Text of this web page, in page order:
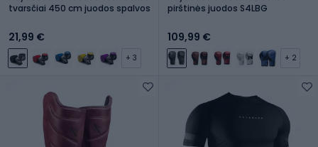
tvarsčiai 450 cm juodos spalvos
21,99 €
+ 3
pirštinės juodos S4LBG
109,99 €
+ 2